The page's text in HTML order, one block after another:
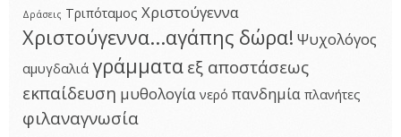
Δράσεις Τριπόταμος Χριστούγεννα
Χριστούγεννα...αγάπης δώρα! Ψυχολόγος
αμυγδαλιά γράμματα εξ αποστάσεως
εκπαίδευση μυθολογία νερό πανδημία πλανήτες
φιλαναγνωσία